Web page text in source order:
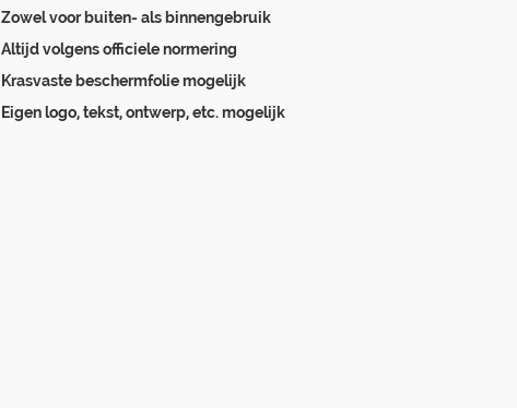
Zowel voor buiten- als binnengebruik
Altijd volgens officiele normering
Krasvaste beschermfolie mogelijk
Eigen logo, tekst, ontwerp, etc. mogelijk